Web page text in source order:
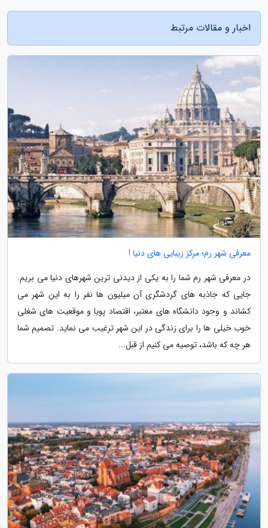
اخبار و مقالات مرتبط
معرفی شهر رم؛ مرکز زیبایی های دنیا !
در معرفی شهر رم شما را به یکی از دیدنی ترین شهرهای دنیا می بریم.
جایی که جاذبه های گردشگری آن میلیون ها نفر را به این شهر می
کشاند و وجود دانشگاه های معتبر، اقتصاد پویا و موقعیت های شغلی
خوب خیلی ها را برای زندگی در این شهر ترغیب می نماید. تصمیم شما
هر چه که باشد، توصیه می کنیم از قبل...